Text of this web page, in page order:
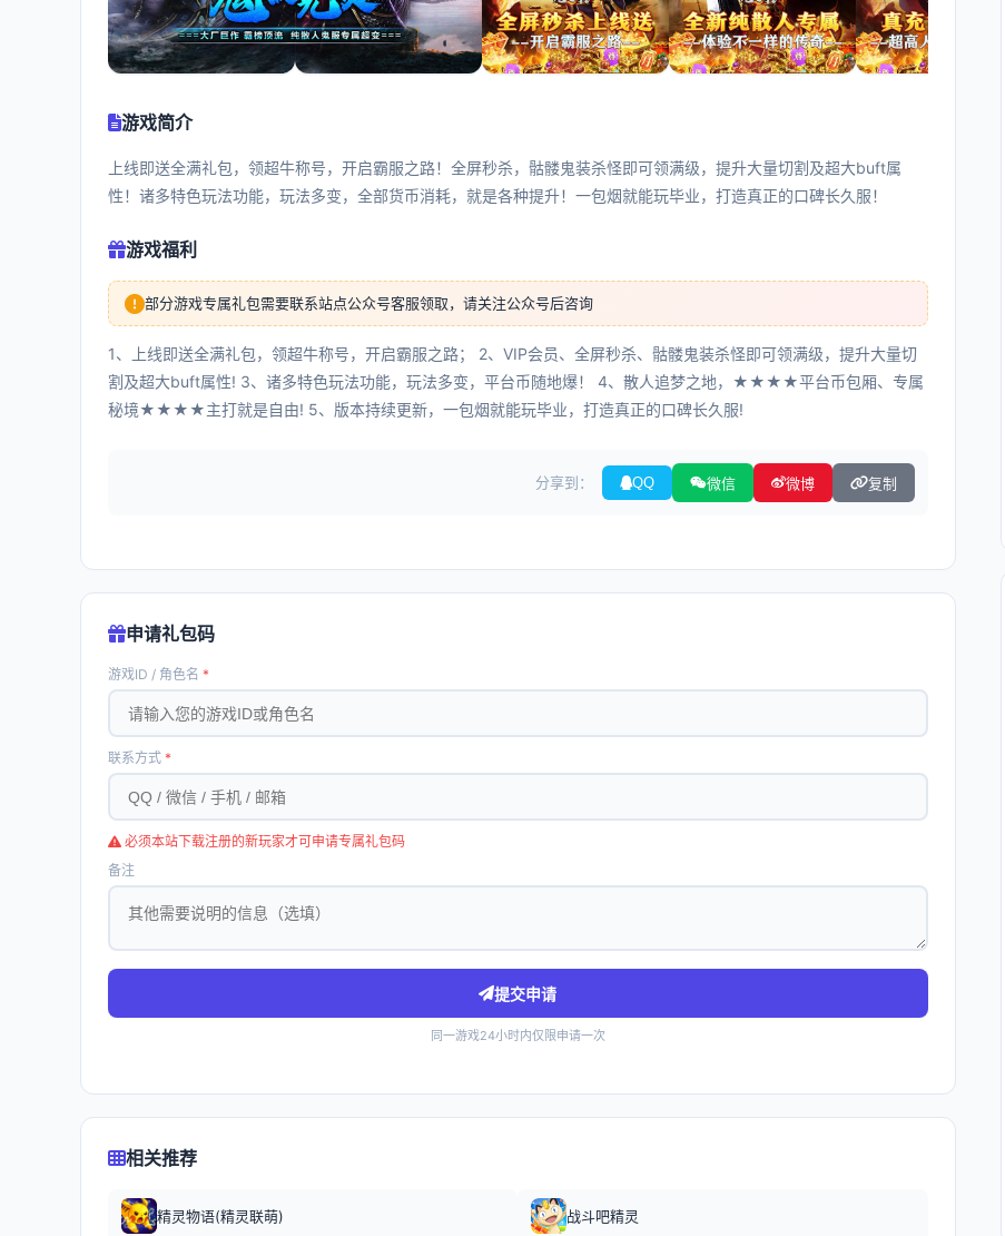
游戏简介
上线即送全满礼包，领超牛称号，开启霸服之路！全屏秒杀，骷髅鬼装杀怪即可领满级，提升大量切割及超大buft属
性！诸多特色玩法功能，玩法多变，全部货币消耗，就是各种提升！一包烟就能玩毕业，打造真正的口碑长久服！
游戏福利
部分游戏专属礼包需要联系站点公众号客服领取，请关注公众号后咨询
1、上线即送全满礼包，领超牛称号，开启霸服之路； 2、VIP会员、全屏秒杀、骷髅鬼装杀怪即可领满级，提升大量切
割及超大buft属性! 3、诸多特色玩法功能，玩法多变，平台币随地爆！ 4、散人追梦之地，★★★★平台币包厢、专属
秘境★★★★主打就是自由! 5、版本持续更新，一包烟就能玩毕业，打造真正的口碑长久服!
分享到： QQ 微信 微博 复制
申请礼包码
游戏ID / 角色名 *
联系方式 *
必须本站下载注册的新玩家才可申请专属礼包码
备注
提交申请
同一游戏24小时内仅限申请一次
相关推荐
精灵物语(精灵联萌) 战斗吧精灵